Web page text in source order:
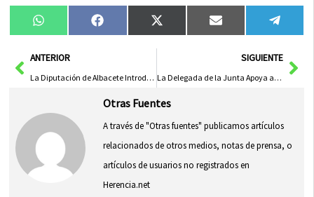
Compartir
en
WhatsAppCompartir
en
FacebookCompartir
en
X
(Twitter)
Compartir
en
Email
en
AntANTERIOR
La Diputación de Albacete Introduce Tendencias Artísticas en La Asunción
SIGUIENTE
La Delegada de la Junta Apoya a Pueblos Pequeños en Visita al Castillo de Albaráñez para Fomentar su Desarrollo Provincial
Otras Fuentes
A través de "Otras fuentes" publicamos artículos
relacionados de otros medios, notas de prensa, o
artículos de usuarios no registrados en
Herencia.net